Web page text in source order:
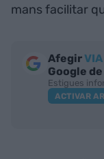
mans facilitar
Afegir
Google
Estigues
ACTIVAR